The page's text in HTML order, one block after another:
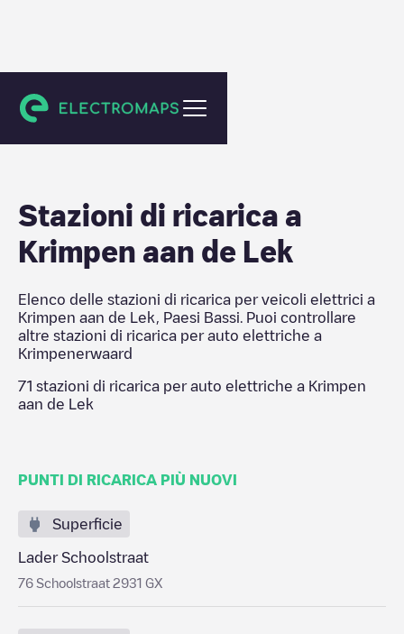
Krimpenerwaard
Stazioni di ricarica a
Krimpen aan de Lek
Elenco delle stazioni di ricarica per veicoli elettrici a
Krimpen aan de Lek
Paesi Bassi . Puoi controllare
altre stazioni di ricarica per auto elettriche a
Krimpenerwaard
71 stazioni di ricarica per auto elettriche a Krimpen
aan de Lek
PUNTI DI RICARICA PIÙ NUOVI
Superficie
Lader Schoolstraat
76 Schoolstraat 2931 GX